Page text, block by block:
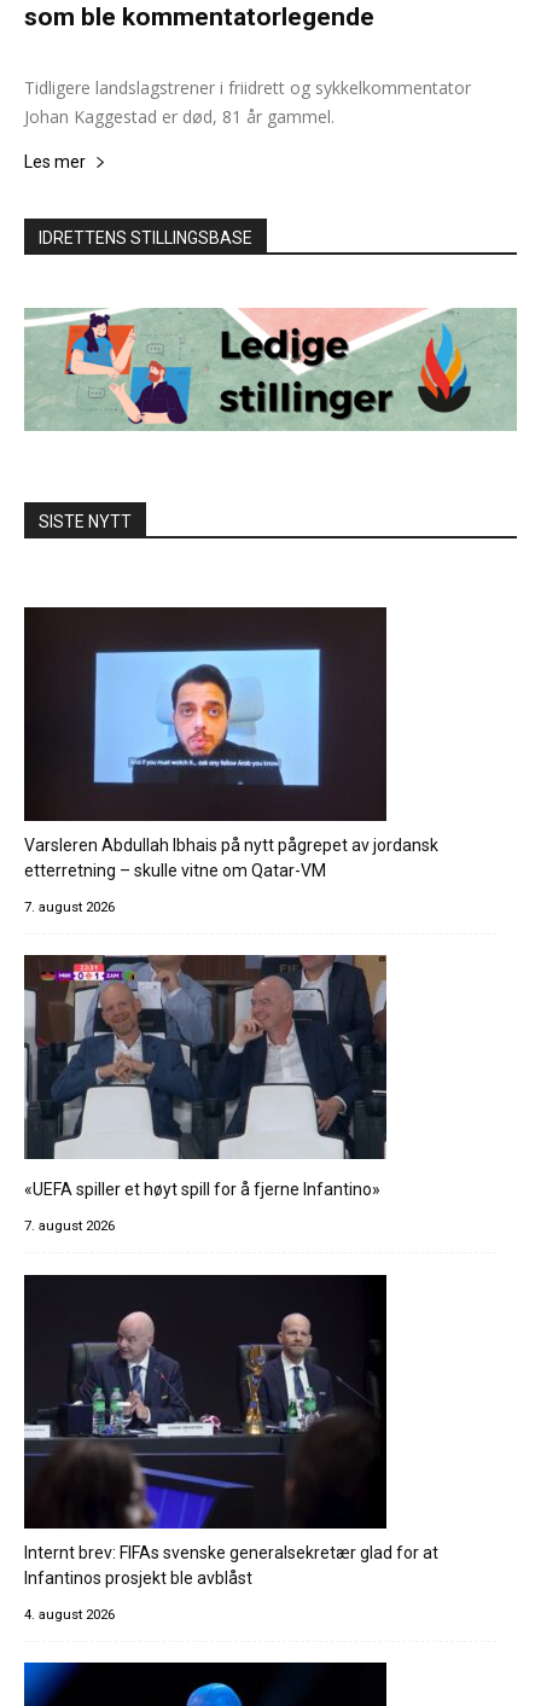
som ble kommentatorlegende
Andreas Selliaas og NTB - Lars Eide - 26. november 2024
Tidligere landslagstrener i friidrett og sykkelkommentator
Johan Kaggestad er død, 81 år gammel.
Les mer
IDRETTENS STILLINGSBASE
SISTE NYTT
Varsleren Abdullah Ibhais på nytt pågrepet av jordansk
etterretning – skulle vitne om Qatar-VM
7. august 2026
«UEFA spiller et høyt spill for å fjerne Infantino»
7. august 2026
Internt brev: FIFAs svenske generalsekretær glad for at
Infantinos prosjekt ble avblåst
4. august 2026